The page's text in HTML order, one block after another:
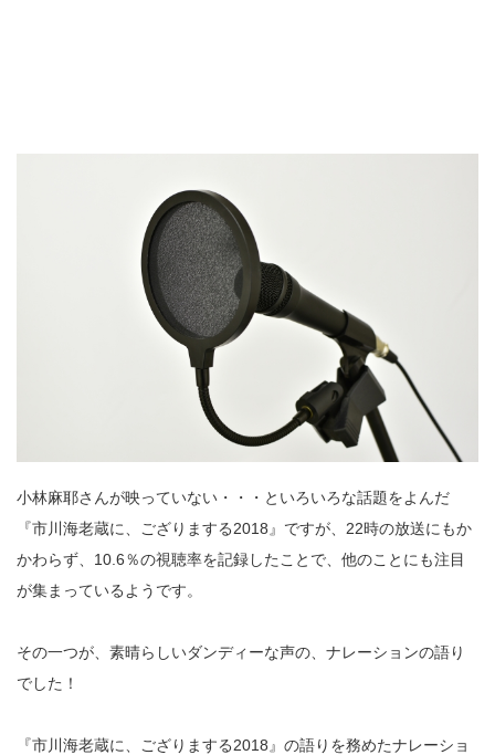
小林麻耶さんが映っていない・・・といろいろな話題をよんだ
『市川海老蔵に、ござりまする2018』ですが、22時の放送にもか
かわらず、10.6％の視聴率を記録したことで、他のことにも注目
が集まっているようです。
その一つが、素晴らしいダンディーな声の、ナレーションの語り
でした！
『市川海老蔵に、ござりまする2018』の語りを務めたナレーショ